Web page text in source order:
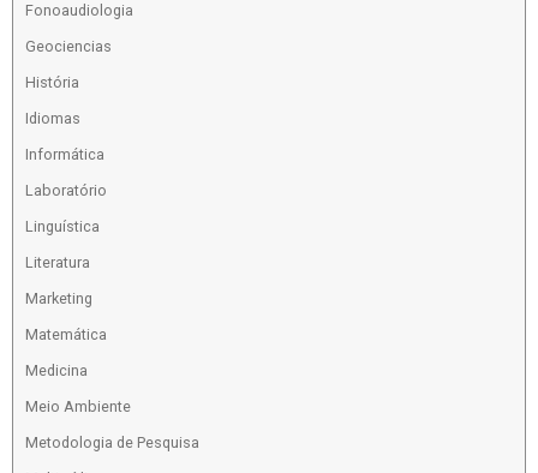
Fonoaudiologia
Geociencias
História
Idiomas
Informática
Laboratório
Linguística
Literatura
Marketing
Matemática
Medicina
Meio Ambiente
Metodologia de Pesquisa